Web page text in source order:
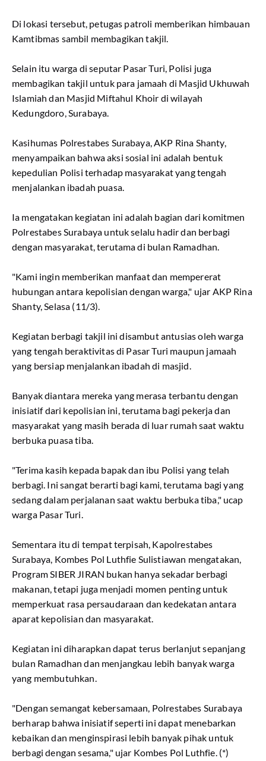
Di lokasi tersebut, petugas patroli memberikan himbauan
Kamtibmas sambil membagikan takjil.
Selain itu warga di seputar Pasar Turi, Polisi juga
membagikan takjil untuk para jamaah di Masjid Ukhuwah
Islamiah dan Masjid Miftahul Khoir di wilayah
Kedungdoro, Surabaya.
Kasihumas Polrestabes Surabaya, AKP Rina Shanty,
menyampaikan bahwa aksi sosial ini adalah bentuk
kepedulian Polisi terhadap masyarakat yang tengah
menjalankan ibadah puasa.
Ia mengatakan kegiatan ini adalah bagian dari komitmen
Polrestabes Surabaya untuk selalu hadir dan berbagi
dengan masyarakat, terutama di bulan Ramadhan.
"Kami ingin memberikan manfaat dan mempererat
hubungan antara kepolisian dengan warga," ujar AKP Rina
Shanty, Selasa (11/3).
Kegiatan berbagi takjil ini disambut antusias oleh warga
yang tengah beraktivitas di Pasar Turi maupun jamaah
yang bersiap menjalankan ibadah di masjid.
Banyak diantara mereka yang merasa terbantu dengan
inisiatif dari kepolisian ini, terutama bagi pekerja dan
masyarakat yang masih berada di luar rumah saat waktu
berbuka puasa tiba.
"Terima kasih kepada bapak dan ibu Polisi yang telah
berbagi. Ini sangat berarti bagi kami, terutama bagi yang
sedang dalam perjalanan saat waktu berbuka tiba," ucap
warga Pasar Turi.
Sementara itu di tempat terpisah, Kapolrestabes
Surabaya, Kombes Pol Luthfie Sulistiawan mengatakan,
Program SIBER JIRAN bukan hanya sekadar berbagi
makanan, tetapi juga menjadi momen penting untuk
memperkuat rasa persaudaraan dan kedekatan antara
aparat kepolisian dan masyarakat.
Kegiatan ini diharapkan dapat terus berlanjut sepanjang
bulan Ramadhan dan menjangkau lebih banyak warga
yang membutuhkan.
"Dengan semangat kebersamaan, Polrestabes Surabaya
berharap bahwa inisiatif seperti ini dapat menebarkan
kebaikan dan menginspirasi lebih banyak pihak untuk
berbagi dengan sesama," ujar Kombes Pol Luthfie. (*)